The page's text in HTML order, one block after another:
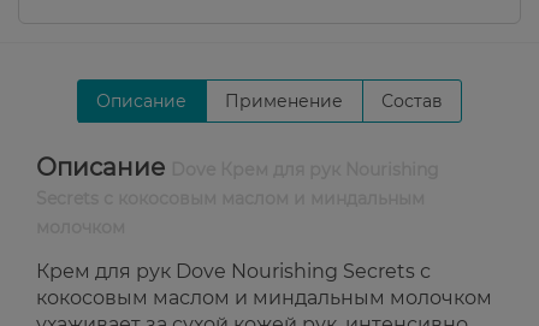
Описание Применение Состав
Описание
Крем для рук Dove Nourishing Secrets с
кокосовым маслом и миндальным молочком